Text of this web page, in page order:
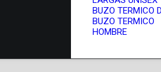
BUZO TERMICO
BUZO TERMICO
HOMBRE